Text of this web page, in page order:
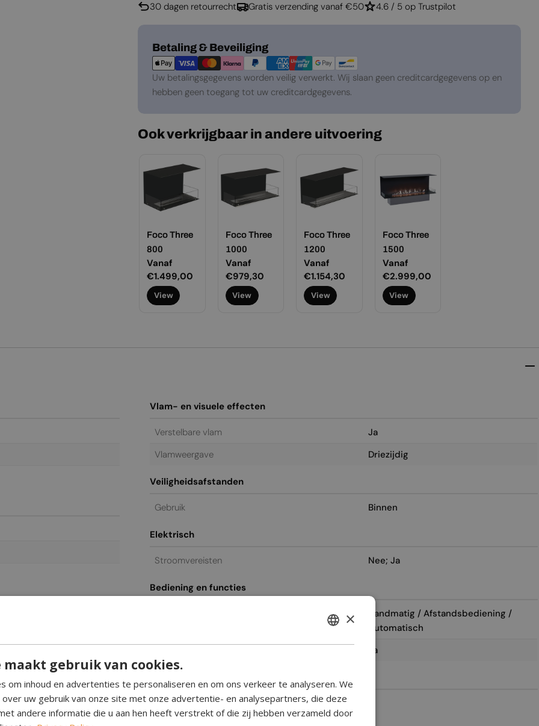
30 dagen retourrecht Gratis verzending vanaf €50 4.6 / 5 op Trustpilot
Betaling & Beveiliging
Betaalmethoden
Uw betalingsgegevens worden veilig verwerkt. Wij slaan geen creditcardgegevens op en
hebben geen toegang tot uw creditcardgegevens.
Ook verkrijgbaar in andere uitvoering
Foco Three
800
Normale
prijs
Vanaf
€1.499,00
View
Foco Three
1000
Normale
prijs
Vanaf
€979,30
View
Foco Three
1200
Normale
prijs
Vanaf
€1.154,30
View
Foco Three
1500
Normale
prijs
Vanaf
€2.999,00
View
Vlam- en visuele effecten
Verstelbare vlam
Ja
Vlamweergave
Driezijdig
Veiligheidsafstanden
Gebruik Binnen
Elektrisch
Stroomvereisten Nee; Ja
Bediening en functies
Handmatig / Afstandsbediening /
Automatisch
Ja
Garantie
CATALAN
CZECH
×
maakt gebruik van cookies.
om inhoud en advertenties te personaliseren en om ons verkeer te analyseren. We
uw gebruik van onze site met onze advertentie- en analysepartners, die deze
andere informatie die u aan hen heeft verstrekt of die zij hebben verzameld door